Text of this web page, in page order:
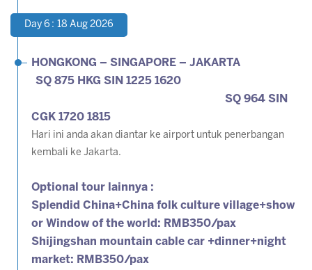
Day 6 : 18 Aug 2026
HONGKONG – SINGAPORE – JAKARTA
SQ 875 HKG SIN 1225 1620
SQ 964 SIN
CGK 1720 1815
Hari ini anda akan diantar ke airport untuk penerbangan
kembali ke Jakarta.
Optional tour lainnya :
Splendid China+China folk culture village+show
or Window of the world: RMB350/pax
Shijingshan mountain cable car +dinner+night
market: RMB350/pax